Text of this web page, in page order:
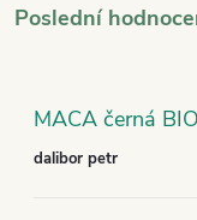
Poslední
MACA černá
dalibor petr